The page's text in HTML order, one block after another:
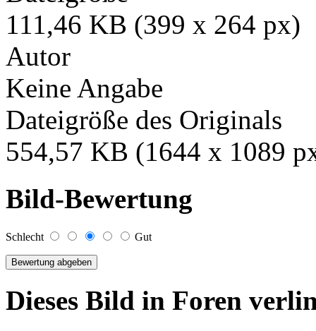
111,46 KB (399 x 264 px)
Autor
Keine Angabe
Dateigröße des Originals
554,57 KB (1644 x 1089
Bild-Bewertung
Schlecht Gut
Dieses Bild in Foren